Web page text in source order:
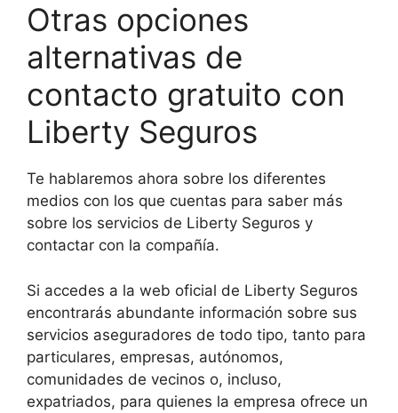
Otras opciones
alternativas de
contacto gratuito con
Liberty Seguros
Te hablaremos ahora sobre los diferentes
medios con los que cuentas para saber más
sobre los servicios de Liberty Seguros y
contactar con la compañía.
Si accedes a la web oficial de Liberty Seguros
encontrarás abundante información sobre sus
servicios aseguradores de todo tipo, tanto para
particulares, empresas, autónomos,
comunidades de vecinos o, incluso,
expatriados, para quienes la empresa ofrece un